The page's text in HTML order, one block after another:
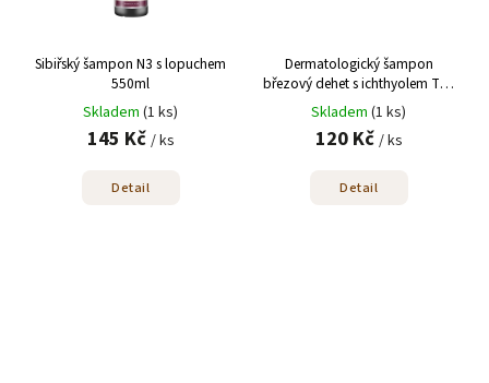
Sibiřský šampon N3 s lopuchem
550ml
Skladem (1 ks)
145 Kč / ks
Detail
Dermatologický šampon
březový dehet s ichthyolem The
Doctor 946ml
Skladem (1 ks)
120 Kč / ks
Detail